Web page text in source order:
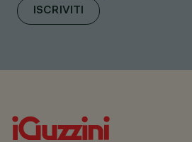
ISCRIVITI